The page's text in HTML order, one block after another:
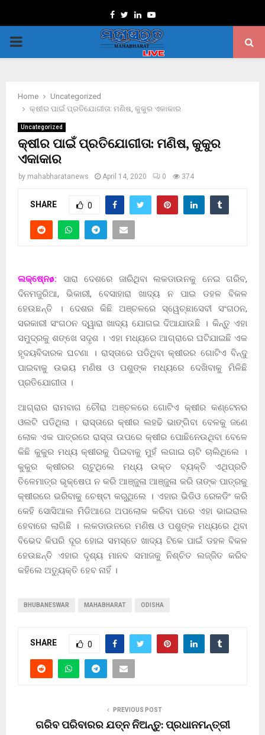
Facebook
TwitterLinkedinYoutube
PRIMARY
Home
Uncategorized
କ୍ଷୀର ପାଇଁ ପ୍ରତିଯୋଗୀତା: ମଣିଷ, କୁକୁର ଏକାକାର
Uncategorized
କ୍ଷୀର ପାଇଁ ପ୍ରତିଯୋଗୀତା: ମଣିଷ, କୁକୁର
ଏକାକାର
by mahabharatanews April 14, 2020 0 374
SHARE 0
ଲକ୍ଷେ୍ନø: ସାରା ଦେଶରେ ଜାରିଥିବା ଲକଡାଉନକୁ ନେଇ ଗରିବ,
ଦିନମଜୁରିଆ, ଭିକାରୀ, ବେସାହାରା ଖାଦ୍ୟ ନ ପାଇ ଡହଳ ବିକଳ
ହେଉଛନ୍ତି । ଦେଶର କିଛି ଅଞ୍ଚଳରେ ସ୍ୱେଚ୍ଛାସେବୀ ସଂଗଠନ,
ସରକାରୀ ସଂଗଠନ ଦ୍ୱାରା ଖାଦ୍ୟ ଯୋଗଇ ଦିଆଯାଉଛି । କିନ୍ତୁ ଏହା
ସମୁଦ୍ରକୁ ଶଙ୍ଖେ ସଦୃଶ । ଏହା ମଧ୍ୟରେ ଆଗ୍ରାରେ ଘଟିଯାଇଛି ଏକ
ହୃଦୟବିଦାରକ ଘଟଣା । ରାସ୍ତାରେ ପଡିଥିବା କ୍ଷୀରର ଗୋଟିଏ ବିନ୍ଦୁ
ପାଇବାକୁ ଉଭୟ ମଣିଷ ଓ ପଶୁଙ୍କ ମଧ୍ୟରେ ଦେଖିବାକୁ ମିଳିଛି
ପ୍ରତିଯୋଗୀତା ।
ଆଗ୍ରାର ରାମବାଗ ଚୌରା ଅଞ୍ଚଳରେ ଗୋଟିଏ କ୍ଷୀର କଣ୍ଟେନର
ଓଲଟି ପଡିଥିଲା । ରାସ୍ତାରେ କ୍ଷୀର ଲହଢି ଭାଙ୍ଗିବା ବେଳକୁ ଜଣେ
ଲୋକ ଏକ ପାତ୍ରରେ ରାସ୍ତା ଉପରେ କ୍ଷୀର ପୋଛିନେଉଥିବା ବେଳେ
କିଛି କୁକୁର ମଧ୍ୟ କ୍ଷୀରକୁ ପିଇବାକୁ ମୁହଁ ଲଗାଇ ଚାଟି ଚାଲିଥିଲେ ।
କୁକୁର କ୍ଷୀରର ଚାଟୁଥିଲେ ମଧ୍ୟ ଉକ୍ତ ବ୍ୟକ୍ତି ଏଥିପ୍ରତି
ତିଳେମାତ୍ର ଭୃକ୍ଷେପ ନ କରି ଆଞ୍ଜୁଳା ଆଞ୍ଜୁଳା କରି ତାଙ୍କ ପାତ୍ରକୁ
କ୍ଷୀରରେ ଭରିବାକୁ ଚେଷ୍ଟା କରୁଥିଲେ । ଏହାର ଭିଡିଓ ରେକଡିଂ କରି
କେହି ସୋସିଆଲ ମିଡିଆରେ ଅପଲୋକ କରିବା ପରେ ଏହା ଭାଇରାଲ
ହେବାରେ ଲାଗିଛି । ଲକଡାଉନରେ ମଣିଷ ଓ ପଶୁଙ୍କ ମଧ୍ୟରେ ଥିବା
ବିଭେଦ କିପରି ଦୂର ହୋଇ ସମସ୍ତେ ଖାଦ୍ୟ ଟିକେ ପାଇଁ ଡହଳ ବିକଳ
ହେଉଛନ୍ତି ଏହାର ଦୃଶ୍ୟ ମାନବ ସମାଜକୁ ନିଶ୍ଚିତ ଲଜ୍ଜିତ କରିବ
କହିଲେ ଅତ୍ୟୁକ୍ତି ହେବ ନାହିଁ ।
BHUBANESWAR MAHABHARAT ODISHA
SHARE 0
PREVIOUS POST
ଗରିବ ପରିବାରର ଯତ୍ନ ନିଅନ୍ତୁ: ପ୍ରଧାନମନ୍ତ୍ରୀ